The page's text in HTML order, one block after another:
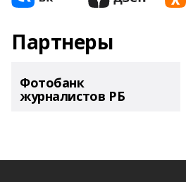
Партнеры
Фотобанк
журналистов РБ